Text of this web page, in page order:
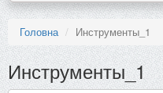
Головна Инструменты_1
Инструменты_1